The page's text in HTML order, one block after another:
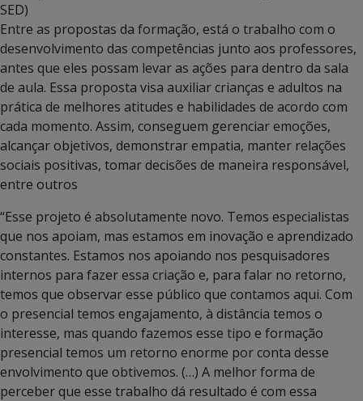
SED)
Entre as propostas da formação, está o trabalho com o
desenvolvimento das competências junto aos professores,
antes que eles possam levar as ações para dentro da sala
de aula. Essa proposta visa auxiliar crianças e adultos na
prática de melhores atitudes e habilidades de acordo com
cada momento. Assim, conseguem gerenciar emoções,
alcançar objetivos, demonstrar empatia, manter relações
sociais positivas, tomar decisões de maneira responsável,
entre outros
“Esse projeto é absolutamente novo. Temos especialistas
que nos apoiam, mas estamos em inovação e aprendizado
constantes. Estamos nos apoiando nos pesquisadores
internos para fazer essa criação e, para falar no retorno,
temos que observar esse público que contamos aqui. Com
o presencial temos engajamento, à distância temos o
interesse, mas quando fazemos esse tipo e formação
presencial temos um retorno enorme por conta desse
envolvimento que obtivemos. (…) A melhor forma de
perceber que esse trabalho dá resultado é com essa